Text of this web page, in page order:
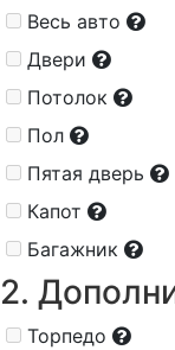
Весь авто
Двери
Потолок
Пол
Пятая дверь
Капот
Багажник
2.
Торпедо